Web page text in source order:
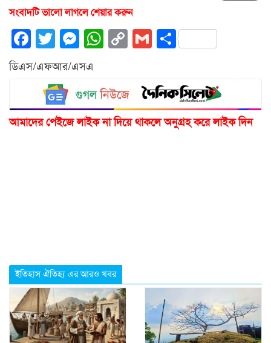
সংবাদটি ভালো লাগলে শেয়ার করুন
Facebook
Twitter
Messenger
WhatsApp
CopyGmailShare
ডিএস/এফআর/এসএ
আমাদের পেইজে লাইক না দিয়ে থাকলে অনুগ্রহ করে লাইক দিন
ইতিহাস ঐতিহ্য এর আরও খবর